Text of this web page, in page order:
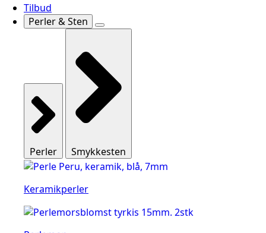
Tilbud
Perler & Sten
Perler Smykkesten
Keramikperler